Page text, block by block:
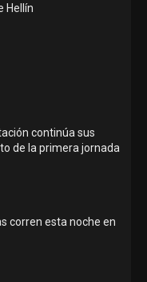
Hellín
continúa sus
de la primera jornada
corren esta noche en